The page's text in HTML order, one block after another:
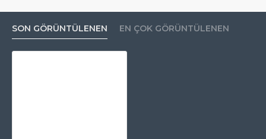
SON GÖRÜNTÜLENEN EN ÇOK GÖRÜNTÜLENEN